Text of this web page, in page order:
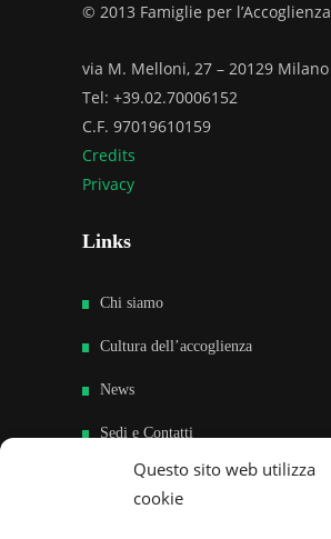
Questo sito web utilizza
cookie
© 2013 Famiglie per l’Accoglienza
via M. Melloni, 27 – 20129 Milano
Tel: +39.02.70006152
C.F. 97019610159
Credits
Privacy
Links
Chi siamo
Cultura dell’accoglienza
News
Sedi e Contatti
Sostieni